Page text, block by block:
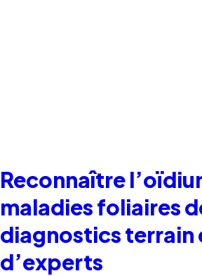
Reconnaître
maladies foliaires
diagnostics terrain
d’experts